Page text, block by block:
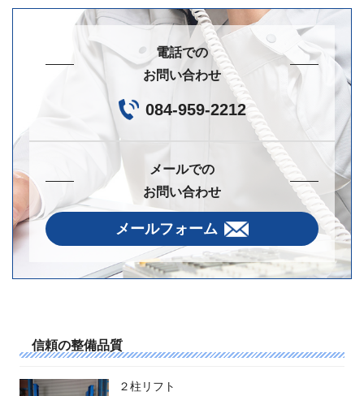
電話での
お問い合わせ
084-959-2212
メールでの
お問い合わせ
メールフォーム
信頼の整備品質
２柱リフト